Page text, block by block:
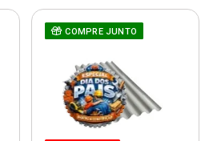
COMPRE JUNTO